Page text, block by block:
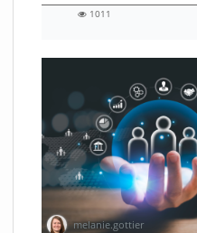
1011
melanie.gottier